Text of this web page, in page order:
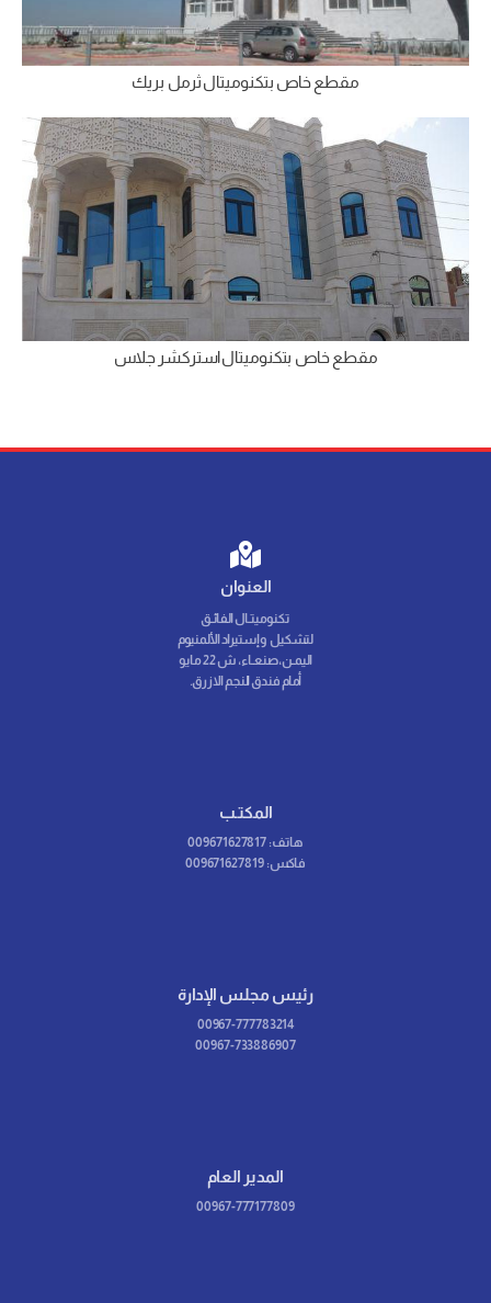
مقطع خاص بتكنوميتال ثرمل بريك
مقطع خاص بتكنوميتال استركشر جلاس
العنوان
تكنوميتـال الفائـق
لتشكيل وإستيراد الألمنيوم
اليمـن، صنعـاء، ش 22 مايو
أمام فندق النجم الازرق.
المكتـب
هاتف: 009671627817
فاكس: 009671627819
رئيس مجلس الإدارة
00967-777783214
00967-733886907
المدير العام
00967-777177809